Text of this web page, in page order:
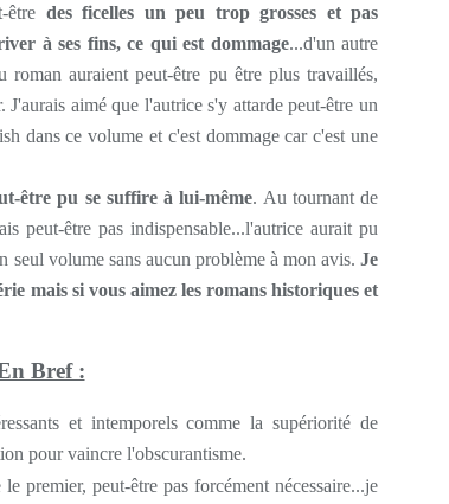
être des ficelles un peu trop grosses et pas
à ses fins, ce qui est dommage...d'un autre
roman auraient peut-être pu être plus travaillés,
aimé que l'autrice s'y attarde peut-être un
dans ce volume et c'est dommage car c'est une
être pu se suffire à lui-même. Au tournant de
peut-être pas indispensable...l'autrice aurait pu
seul volume sans aucun problème à mon avis. Je
mais si vous aimez les romans historiques et
Bref :
et intemporels comme la supériorité de
pour vaincre l'obscurantisme.
premier, peut-être pas forcément nécessaire...je